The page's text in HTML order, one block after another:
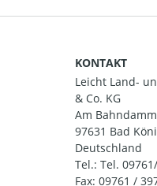
KONTAKT
Leicht Land-
& Co. KG
Am
97631 Bad
Deutschland
Tel.: Tel.
Fax: 09761 /